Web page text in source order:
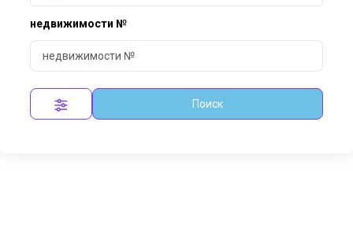
недвижимости №
Поиск